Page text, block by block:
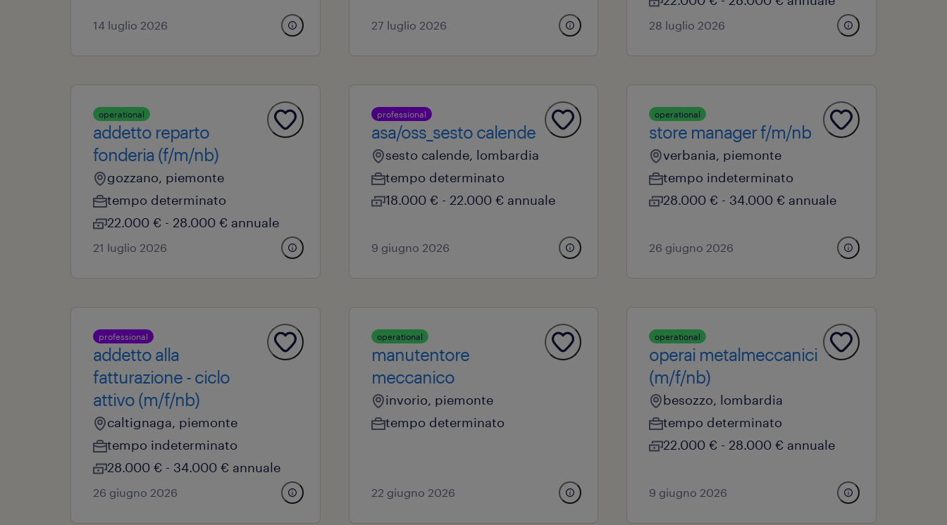
14 luglio 2026 27 luglio 2026 28 luglio 2026
operational
addetto reparto
fonderia (f/m/nb)
gozzano, piemonte
tempo determinato
22.000 € - 28.000 € annuale
21 luglio 2026
professional
asa/oss_sesto calende
sesto calende, lombardia
tempo determinato
18.000 € - 22.000 € annuale
9 giugno 2026
operational
store manager f/m/nb
verbania, piemonte
tempo indeterminato
28.000 € - 34.000 € annuale
26 giugno 2026
professional
addetto alla
fatturazione - ciclo
attivo (m/f/nb)
caltignaga, piemonte
tempo indeterminato
28.000 € - 34.000 € annuale
26 giugno 2026
operational
manutentore
meccanico
invorio, piemonte
tempo determinato
22 giugno 2026
operational
operai metalmeccanici
(m/f/nb)
besozzo, lombardia
tempo determinato
22.000 € - 28.000 € annuale
9 giugno 2026